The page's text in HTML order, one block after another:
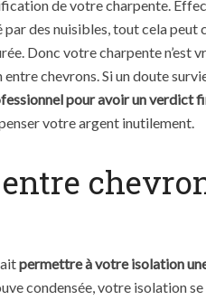
de votre charpente.
des nuisibles, tout cela peut
Donc votre charpente n’est
chevrons. Si un doute
pour avoir un verdict
votre argent inutilement.
permettre à votre isolation
condensée, votre isolation